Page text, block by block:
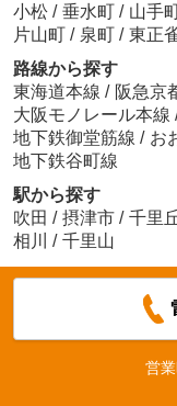
小松 / 垂水町 / 山手
片山町 / 泉町 / 東正
路線から探す
東海道本線 / 阪急京
大阪モノレール本線
地下鉄御堂筋線 / お
地下鉄谷町線
駅から探す
吹田 / 摂津市 / 千里
相川
/ 千里山
営業